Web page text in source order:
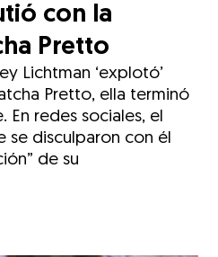
con la
Pretto
Lichtman ‘explotó’
Pretto, ella terminó
En redes sociales, el
se disculparon con él
de su
mediante Email
mediante Facebook
actual mediante Twitter
artículo actual mediante LinkedIn
el artículo actual mediante